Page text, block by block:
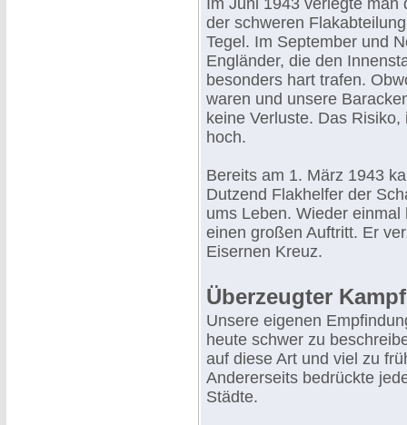
Im Juni 1943 verlegte man
der schweren
Tegel. Im September und
Engländer, die den
besonders hart trafen.
waren und unsere
keine Verluste. Das
hoch.
Bereits am 1. März 1943
Dutzend Flakhelfer der
ums Leben. Wieder
einen großen Auftritt. Er
Eisernen Kreuz.
Überzeugter
Unsere eigenen
heute schwer zu
auf diese Art und viel zu
Andererseits bedrückte
Städte.